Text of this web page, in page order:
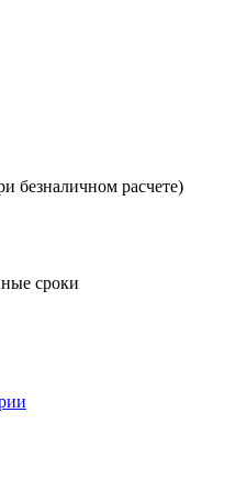
безналичном расчете)
сроки